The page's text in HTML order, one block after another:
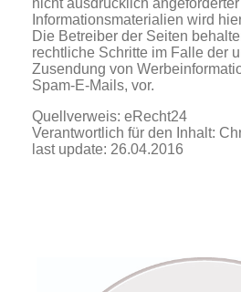
nicht ausdrücklich
Informationsmaterialien wird
Die Betreiber der Seiten
rechtliche Schritte im Falle der
Zusendung von
Spam-E-Mails, vor.
Quellverweis: eRecht24
Verantwortlich für den Inhalt:
last update: 26.04.2016